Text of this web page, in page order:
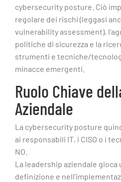
cybersecurity posture. Ciò
regolare dei rischi (leggasi
vulnerability assessment),
politiche di sicurezza e la
strumenti e tecniche/
minacce emergenti.
Ruolo Chiave
Aziendale
La cybersecurity posture
ai responsabili IT, i CISO o i
NO.
La leadership aziendale
definizione e